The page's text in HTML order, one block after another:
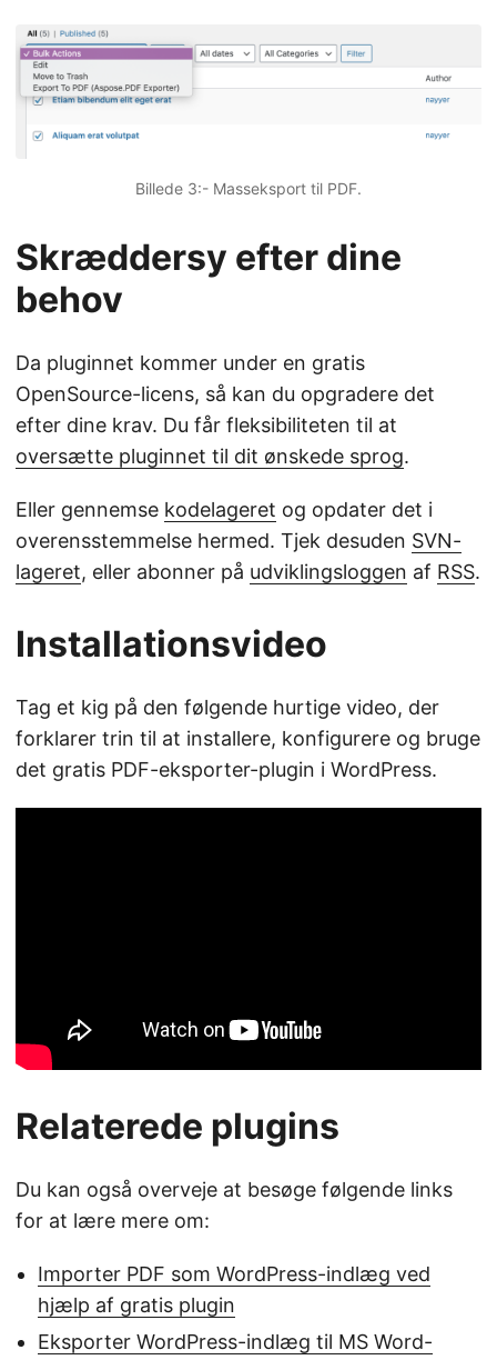
Billede 3:- Masseksport til PDF.
Skræddersy efter dine
behov
Da pluginnet kommer under en gratis
OpenSource-licens, så kan du opgradere det
efter dine krav. Du får fleksibiliteten til at
oversætte pluginnet til dit ønskede sprog.
Eller gennemse kodelageret og opdater det i
overensstemmelse hermed. Tjek desuden SVN-
lageret, eller abonner på udviklingsloggen af RSS.
Installationsvideo
Tag et kig på den følgende hurtige video, der
forklarer trin til at installere, konfigurere og bruge
det gratis PDF-eksporter-plugin i WordPress.
Relaterede plugins
Du kan også overveje at besøge følgende links
for at lære mere om:
Importer PDF som WordPress-indlæg ved
hjælp af gratis plugin
Eksporter WordPress-indlæg til MS Word-